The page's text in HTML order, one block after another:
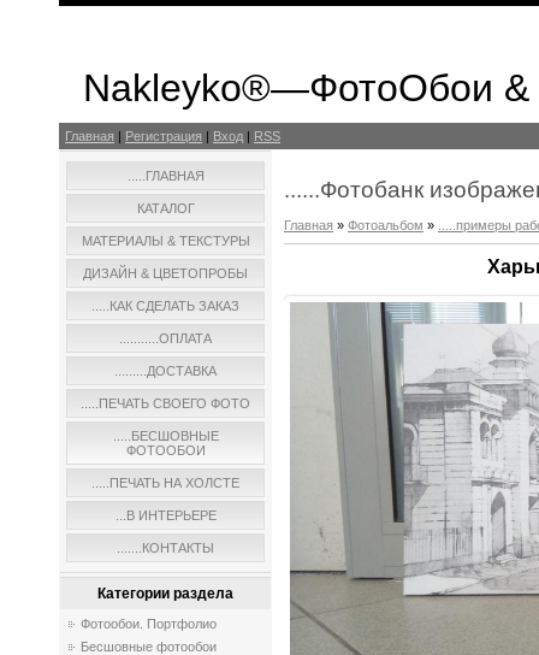
Nakleyko®—ФотоОбои &
Главная | Регистрация | Вход | RSS
.....ГЛАВНАЯ
КАТАЛОГ
МАТЕРИАЛЫ & ТЕКСТУРЫ
ДИЗАЙН & ЦВЕТОПРОБЫ
.....КАК СДЕЛАТЬ ЗАКАЗ
...........ОПЛАТА
.........ДОСТАВКА
.....ПЕЧАТЬ СВОЕГО ФОТО
.....БЕСШОВНЫЕ
ФОТООБОИ
.....ПЕЧАТЬ НА ХОЛСТЕ
...В ИНТЕРЬЕРЕ
.......КОНТАКТЫ
Категории раздела
Фотообои. Портфолио
Бесшовные фотообои
......Фотобанк
Главная » Фотоальбом » .....примеры